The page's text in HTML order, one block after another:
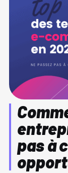
pas à